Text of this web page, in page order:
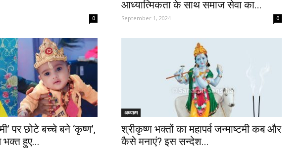
0
आध्यात्मिकता के साथ समाज सेवा का...
September 1, 2024 0
पर छोटे बच्चे बने ‘कृष्ण’,
हुए...
अध्यात्म
श्रीकृष्ण भक्तों का महापर्व जन्माष्टमी कब और
कैसे मनाएं? इस सन्देश...